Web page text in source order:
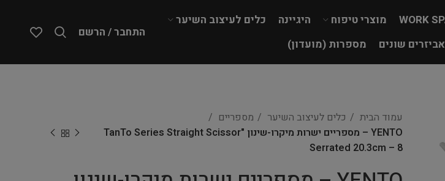
מוצרי טיפוח היגיינה
כלים לעיצוב השיער
אביזרים שונים מספרות (מועדון)
התחבר / הרשם
עמוד הבית כלים לעיצוב השיער
מספריים
YENTO – מספריים ישרות מיקרו-שינון "TanTo Series Straight Scissor
Serrated 20.3cm – 8